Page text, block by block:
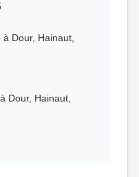
à Dour, Hainaut,
Dour, Hainaut,